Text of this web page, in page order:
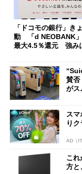
「ドコモの銀行」き
動 「d NEOBANK」
最大4.5％還元 強み
賛否
がス
ス
り
AD（
これ
方と